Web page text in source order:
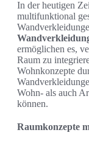
In der heutigen
multifunktional
ermöglichen es,
Raum zu
Wohnkonzepte
Wohn- als auch
können.
Raumkonzepte